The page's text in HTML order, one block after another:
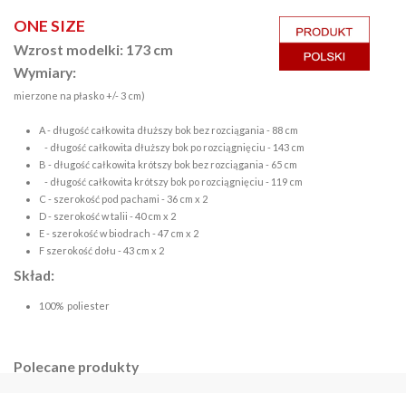
ONE SIZE
Wzrost modelki: 173 cm
Wymiary:
mierzone na płasko +/- 3 cm)
A - długość całkowita dłuższy bok bez rozciągania - 88 cm
- długość całkowita dłuższy bok po rozciągnięciu - 143 cm
B - długość całkowita krótszy bok bez rozciągania - 65 cm
- długość całkowita krótszy bok po rozciągnięciu - 119 cm
C - szerokość pod pachami - 36 cm x 2
D - szerokość w talii - 40 cm x 2
E - szerokość w biodrach - 47 cm x 2
F szerokość dołu - 43 cm x 2
Skład:
100% poliester
Polecane produkty